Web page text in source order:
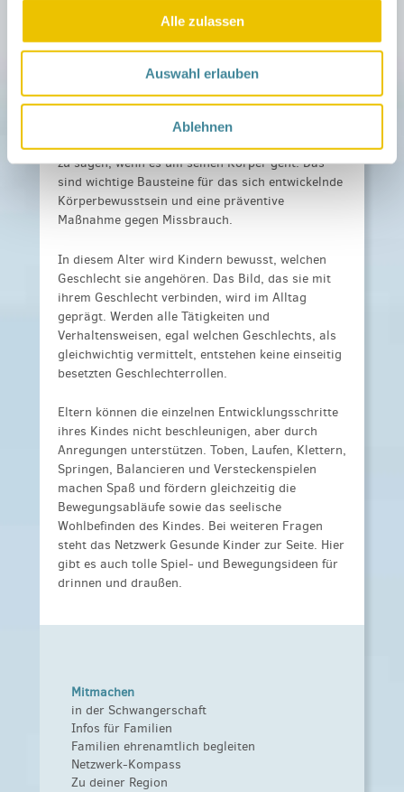
Alle zulassen
Auswahl erlauben
Ablehnen
gehen will oder nicht von Fremden gekitzelt
werden möchte. So lernen Kinder, dass sie über
ihren Körper verfügen und dass dieser
Im Alltag ist es deshalb auch wichtig, dass Eltern
ein Nein ihres Kindes zulassen. So lernt es, Nein
zu sagen, wenn es um seinen Körper geht. Das
sind wichtige Bausteine für das sich entwickelnde
Körperbewusstsein und eine präventive
Maßnahme gegen Missbrauch.
In diesem Alter wird Kindern bewusst, welchen
Geschlecht sie angehören. Das Bild, das sie mit
ihrem Geschlecht verbinden, wird im Alltag
geprägt. Werden alle Tätigkeiten und
Verhaltensweisen, egal welchen Geschlechts, als
gleichwichtig vermittelt, entstehen keine einseitig
besetzten Geschlechterrollen.
Eltern können die einzelnen Entwicklungsschritte
ihres Kindes nicht beschleunigen, aber durch
Anregungen unterstützen. Toben, Laufen, Klettern,
Springen, Balancieren und Versteckenspielen
machen Spaß und fördern gleichzeitig die
Bewegungsabläufe sowie das seelische
Wohlbefinden des Kindes. Bei weiteren Fragen
steht das Netzwerk Gesunde Kinder zur Seite. Hier
gibt es auch tolle Spiel- und Bewegungsideen für
drinnen und draußen.
Mitmachen
in der Schwangerschaft
Infos für Familien
Familien ehrenamtlich begleiten
Netzwerk-Kompass
Zu deiner Region